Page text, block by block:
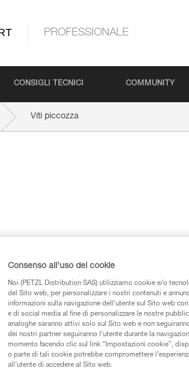
PROFESSIONALE
CONSIGLI TECNICI COMMUNITY
Viti piccozza
Consenso all'uso dei cookie
Noi (PETZL Distribution SAS) utilizziamo cookie e/o
del Sito web, per personalizzare i nostri contenuti e
informazioni sulla navigazione dell’utente sul Sito web
e di social media al fine di personalizzare le nostre
analoghe saranno attivi solo sul Sito web e non
dei nostri partner seguiranno l’utente durante la
momento facendo clic sul link “Impostazioni cookie”,
o parte di tali cookie potrebbe compromettere
all’utente di accedere al Sito web.